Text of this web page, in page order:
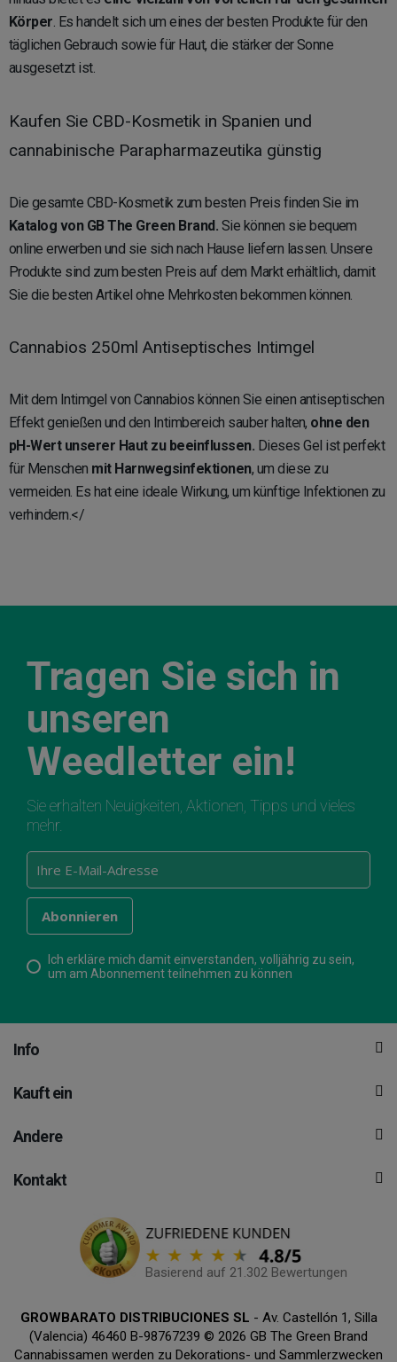
Körper. Es handelt sich um eines der besten Produkte für den
täglichen Gebrauch sowie für Haut, die stärker der Sonne
ausgesetzt ist.
Kaufen Sie CBD-Kosmetik in Spanien und
cannabinische Parapharmazeutika günstig
Die gesamte CBD-Kosmetik zum besten Preis finden Sie im
Katalog von GB The Green Brand. Sie können sie bequem
online erwerben und sie sich nach Hause liefern lassen. Unsere
Produkte sind zum besten Preis auf dem Markt erhältlich, damit
Sie die besten Artikel ohne Mehrkosten bekommen können.
Cannabios 250ml Antiseptisches Intimgel
Mit dem Intimgel von Cannabios können Sie einen antiseptischen
Effekt genießen und den Intimbereich sauber halten, ohne den
pH-Wert unserer Haut zu beeinflussen. Dieses Gel ist perfekt
für Menschen mit Harnwegsinfektionen, um diese zu
vermeiden. Es hat eine ideale Wirkung, um künftige Infektionen zu
verhindern.</
Tragen Sie sich in
unseren
Weedletter ein!
Sie erhalten Neuigkeiten, Aktionen, Tipps und vieles
mehr.
Ich erkläre mich damit einverstanden, volljährig zu sein,
um am Abonnement teilnehmen zu können
Info
Kauft ein
Andere
Kontakt
Basierend auf 21.302 Bewertungen
GROWBARATO DISTRIBUCIONES SL - Av. Castellón 1, Silla
(Valencia) 46460 B-98767239 © 2026 GB The Green Brand
Cannabissamen werden zu Dekorations- und Sammlerzwecken